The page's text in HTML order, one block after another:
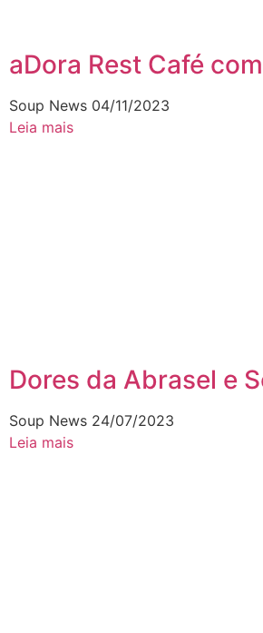
aDora Rest Café
Soup News 04/11/2023
Leia mais
Dores da Abrasel e
Soup News 24/07/2023
Leia mais